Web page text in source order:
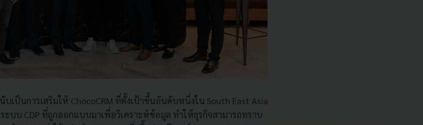
บเป็นการเสริมให้ ChocoCRM ที่ตั้งเป้าขึ้นอันดับหนึ่งใน South East Asia
บบ CDP ที่ถูกออกแบบมาเพื่อวิเคราะห์ข้อมูล ทำให้ธุรกิจสามารถทราบ